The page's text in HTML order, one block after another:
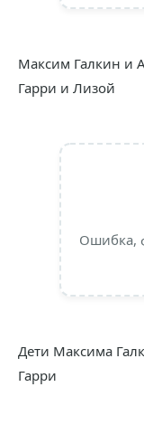
Максим Галкин и
Гарри и Лизой
Ошибка,
Дети Максима
Гарри